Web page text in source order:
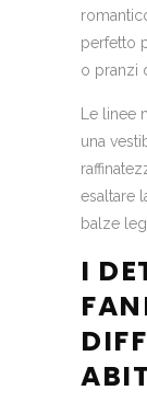
perfetto
o pranzi
Le
una
esaltare
balze
I